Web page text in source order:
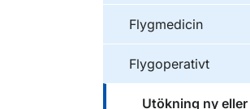
Flygmedicin
Flygoperativt
Utökning ny eller